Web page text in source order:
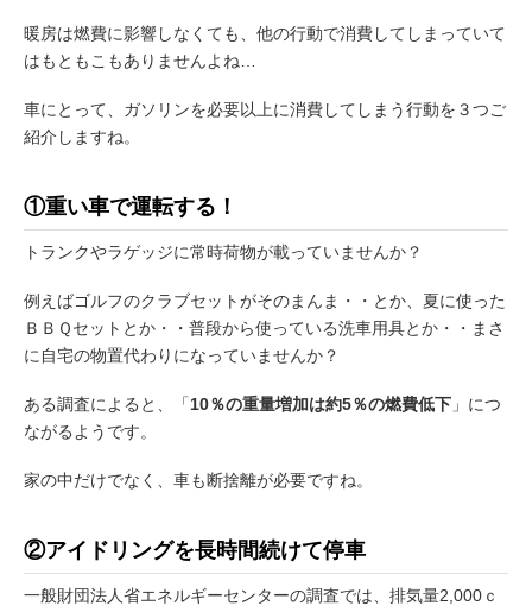
暖房は燃費に影響しなくても、他の行動で消費してしまっていて
はもともこもありませんよね…
車にとって、ガソリンを必要以上に消費してしまう行動を３つご
紹介しますね。
①重い車で運転する！
トランクやラゲッジに常時荷物が載っていませんか？
例えばゴルフのクラブセットがそのまんま・・とか、夏に使った
ＢＢＱセットとか・・普段から使っている洗車用具とか・・まさ
に自宅の物置代わりになっていませんか？
ある調査によると、「10％の重量増加は約5％の燃費低下 」につ
ながるようです。
家の中だけでなく、車も断捨離が必要ですね。
②アイドリングを長時間続けて停車
一般財団法人省エネルギーセンターの調査では、排気量2,000ｃ